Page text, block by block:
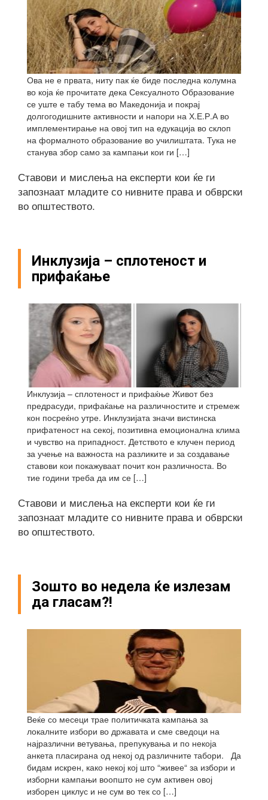
Ова не е првата, ниту пак ќе биде последна колумна
во која ќе прочитате дека Сексуалното Образование
се уште е табу тема во Македонија и покрај
долгогодишните активности и напори на Х.Е.Р.А во
имплементирање на овој тип на едукација во склоп
на формалното образование во училиштата. Тука не
станува збор само за кампањи кои ги […]
Ставови и мислења на експерти кои ќе ги
запознаат младите со нивните права и обврски
во општеството.
Инклузија – сплотеност и
прифаќaње
Инклузија – сплотеност и прифаќње Живот без
предрасуди, прифаќање на различностите и стремеж
кон посреќно утре. Инклузијата значи вистинска
прифатеност на секој, позитивна емоционална клима
и чувство на припадност. Детството е клучен период
за учење на важноста на разликите и за создавање
ставови кои покажуваат почит кон различноста. Во
тие години треба да им се […]
Ставови и мислења на експерти кои ќе ги
запознаат младите со нивните права и обврски
во општеството.
Зошто во недела ќе излезам
да гласам?!
Веќе со месеци трае политичката кампања за
локалните избори во државата и сме сведоци на
најразлични ветувања, препукувања и по некоја
анкета пласирана од некој од различните табори. Да
бидам искрен, како некој кој што “живее“ за избори и
изборни кампањи воопшто не сум активен овој
изборен циклус и не сум во тек со […]